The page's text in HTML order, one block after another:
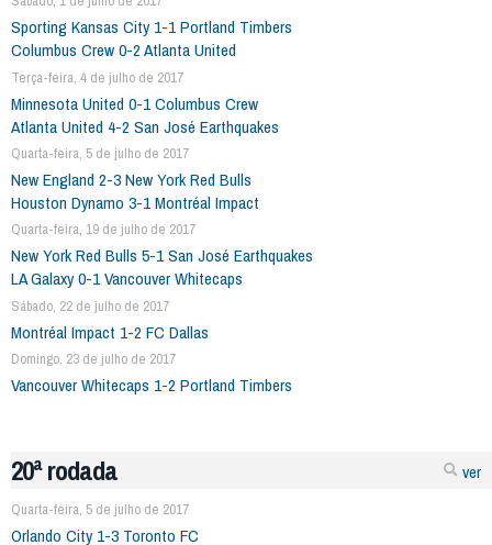
Sporting Kansas City 1-1 Portland Timbers
Columbus Crew 0-2 Atlanta United
Terça-feira, 4 de julho de 2017
Minnesota United 0-1 Columbus Crew
Atlanta United 4-2 San José Earthquakes
Quarta-feira, 5 de julho de 2017
New England 2-3 New York Red Bulls
Houston Dynamo 3-1 Montréal Impact
Quarta-feira, 19 de julho de 2017
New York Red Bulls 5-1 San José Earthquakes
LA Galaxy 0-1 Vancouver Whitecaps
Sábado, 22 de julho de 2017
Montréal Impact 1-2 FC Dallas
Domingo, 23 de julho de 2017
Vancouver Whitecaps 1-2 Portland Timbers
ver
20ª rodada
Quarta-feira, 5 de julho de 2017
Orlando City 1-3 Toronto FC